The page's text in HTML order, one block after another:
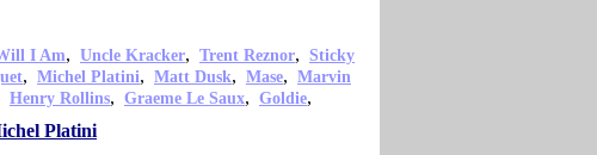
I Am, Uncle Kracker, Trent Reznor, Sticky
, Michel Platini, Matt Dusk, Mase, Marvin
Henry Rollins, Graeme Le Saux, Goldie,
Platini